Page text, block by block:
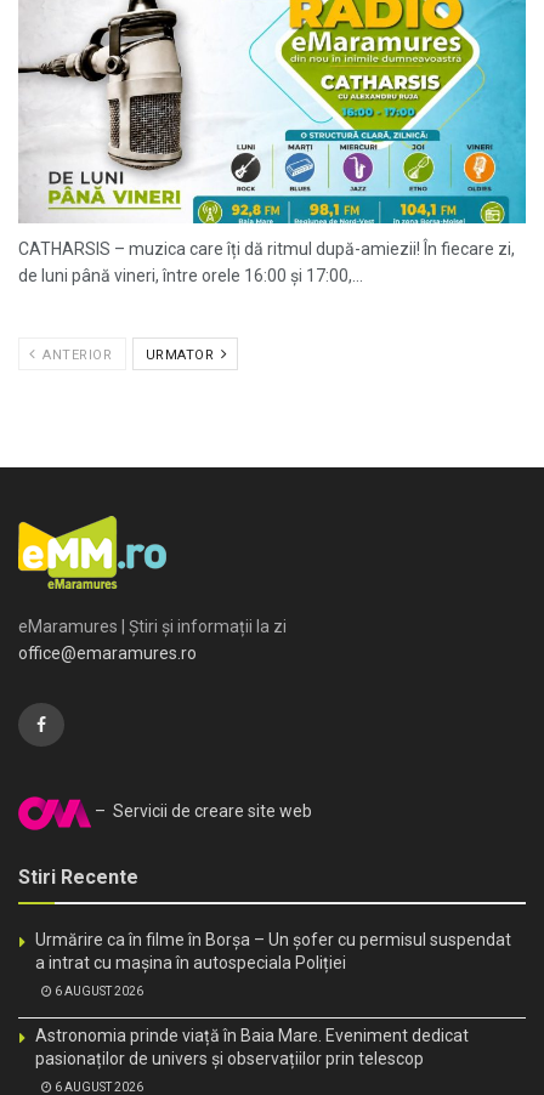
CATHARSIS – muzica care îți dă ritmul după-amiezii! În fiecare zi,
de luni până vineri, între orele 16:00 și 17:00,...
ANTERIOR URMATOR
eMaramures | Știri și informații la zi
office@emaramures.ro
– Servicii de creare site web
Stiri Recente
Urmărire ca în filme în Borșa – Un șofer cu permisul suspendat
a intrat cu mașina în autospeciala Poliției
6 AUGUST 2026
Astronomia prinde viață în Baia Mare. Eveniment dedicat
pasionaților de univers și observațiilor prin telescop
6 AUGUST 2026